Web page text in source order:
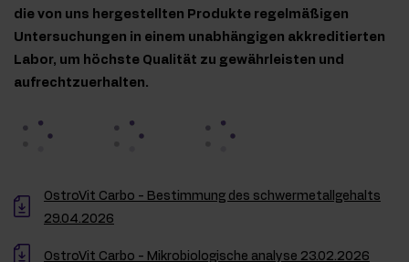
die von uns hergestellten Produkte regelmäßigen
Untersuchungen in einem unabhängigen akkreditierten
Labor, um höchste Qualität zu gewährleisten und
aufrechtzuerhalten.
OstroVit Carbo - Bestimmung des schwermetallgehalts
29.04.2026
OstroVit Carbo - Mikrobiologische analyse 23.02.2026